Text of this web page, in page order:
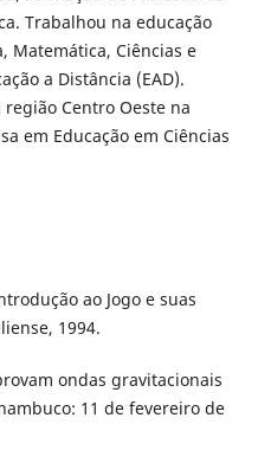
Trabalhou na educação
Matemática, Ciências e
a Distância (EAD).
Centro Oeste na
em Educação em Ciências
ao Jogo e suas
1994.
ondas gravitacionais
11 de fevereiro de